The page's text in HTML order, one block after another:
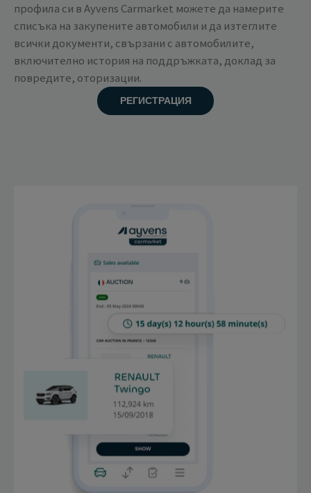
профила си в Ayvens Carmarket можете да намерите
списъка на закупените автомобили и да изтеглите
всички документи, свързани с автомобилите,
включително история на поддръжката, доклад за
повредите, оторизации.
РЕГИСТРАЦИЯ